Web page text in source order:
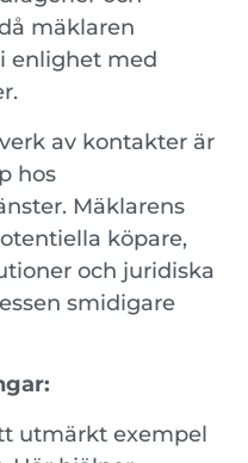
mäklaren
enlighet med
av kontakter är
hos
Mäklarens
köpare,
och juridiska
smidigare
utmärkt exempel